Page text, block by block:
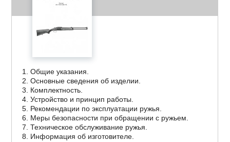
1. Общие указания.
2. Основные сведения об изделии.
3. Комплектность.
4. Устройство и принцип работы.
5. Рекомендации по эксплуатации ружья.
6. Меры безопасности при обращении с ружьем.
7. Техническое обслуживание ружья.
8. Информация об изготовителе.